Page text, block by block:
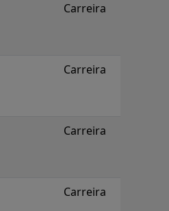
Carreira
Carreira
Carreira
Carreira